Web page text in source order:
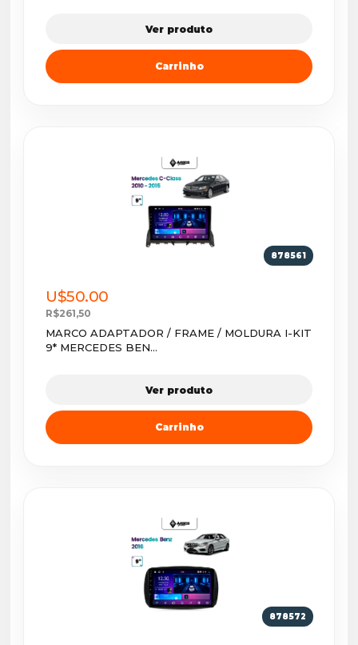
Ver produto
Carrinho
878561
U$50.00
R$261,50
MARCO ADAPTADOR / FRAME / MOLDURA I-KIT
9* MERCEDES BEN...
Ver produto
Carrinho
878572